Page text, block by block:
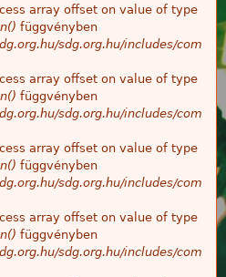
array offset on value of type
függvényben
sdg.org.hu/includes/com
array offset on value of type
függvényben
sdg.org.hu/includes/com
array offset on value of type
függvényben
sdg.org.hu/includes/com
array offset on value of type
függvényben
sdg.org.hu/includes/com